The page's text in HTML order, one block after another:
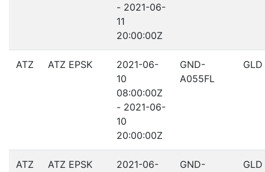
- 2021-06-
11
20:00:00Z
ATZ ATZ EPSK
2021-06-
10
08:00:00Z
- 2021-06-
10
20:00:00Z
GND-
A055FL
GLD
ATZ ATZ EPSK
2021-06-
GND-
GLD